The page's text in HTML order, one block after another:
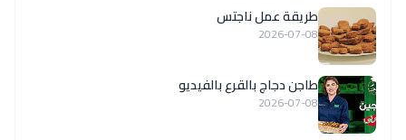
طريقة عمل ناجتس
2026-07-08
طاجن دجاج بالقرع بالفيديو
2026-07-08